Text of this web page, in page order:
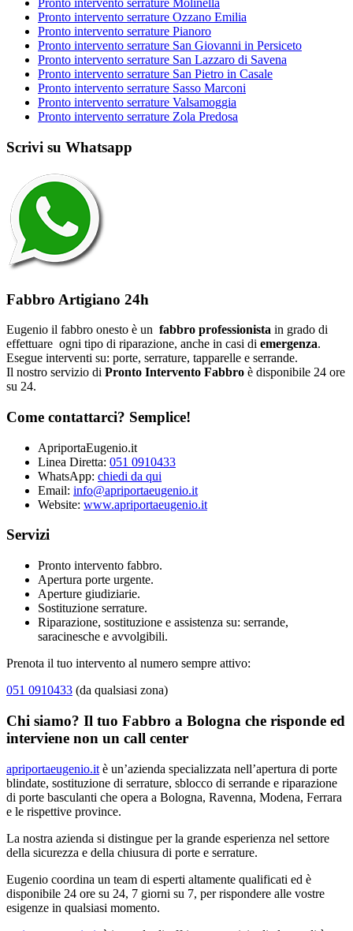
Pronto intervento serrature Molinella
Pronto intervento serrature Ozzano Emilia
Pronto intervento serrature Pianoro
Pronto intervento serrature San Giovanni in Persiceto
Pronto intervento serrature San Lazzaro di Savena
Pronto intervento serrature San Pietro in Casale
Pronto intervento serrature Sasso Marconi
Pronto intervento serrature Valsamoggia
Pronto intervento serrature Zola Predosa
Scrivi su Whatsapp
Fabbro Artigiano 24h
Eugenio il fabbro onesto è un fabbro professionista in grado di
effettuare ogni tipo di riparazione, anche in casi di emergenza.
Esegue interventi su: porte, serrature, tapparelle e serrande.
Il nostro servizio di Pronto Intervento Fabbro è disponibile 24 ore
su 24.
Come contattarci? Semplice!
ApriportaEugenio.it
Linea Diretta: 051 0910433
WhatsApp: chiedi da qui
Email: info@apriportaeugenio.it
Website: www.apriportaeugenio.it
Servizi
Pronto intervento fabbro.
Apertura porte urgente.
Aperture giudiziarie.
Sostituzione serrature.
Riparazione, sostituzione e assistenza su: serrande,
saracinesche e avvolgibili.
Prenota il tuo intervento al numero sempre attivo:
051 0910433 (da qualsiasi zona)
Chi siamo? Il tuo Fabbro a Bologna che risponde ed
interviene non un call center
apriportaeugenio.it è un’azienda specializzata nell’apertura di porte
blindate, sostituzione di serrature, sblocco di serrande e riparazione
di porte basculanti che opera a Bologna, Ravenna, Modena, Ferrara
e le rispettive province.
La nostra azienda si distingue per la grande esperienza nel settore
della sicurezza e della chiusura di porte e serrature.
Eugenio coordina un team di esperti altamente qualificati ed è
disponibile 24 ore su 24, 7 giorni su 7, per rispondere alle vostre
esigenze in qualsiasi momento.